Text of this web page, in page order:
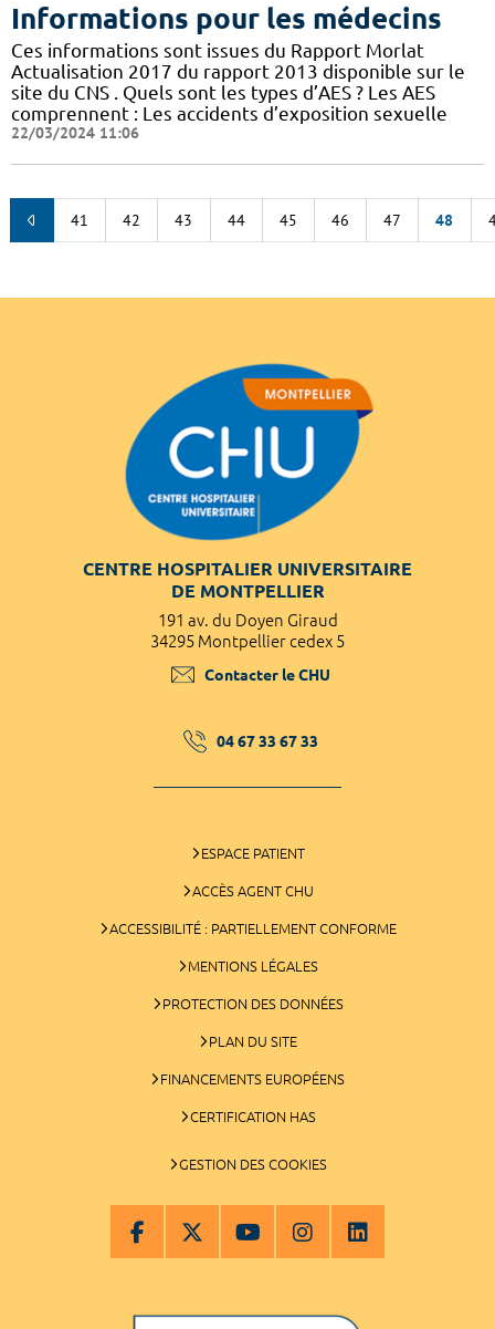
Informations pour les médecins
Ces informations sont issues du Rapport Morlat
Actualisation 2017 du rapport 2013 disponible sur le
site du CNS . Quels sont les types d’AES ? Les AES
comprennent : Les accidents d’exposition sexuelle
22/03/2024 11:06
41 42 43 44 45 46 47 48
CENTRE HOSPITALIER UNIVERSITAIRE
DE MONTPELLIER
191 av. du Doyen Giraud
34295 Montpellier cedex 5
Contacter le CHU
04 67 33 67 33
ESPACE PATIENT
ACCÈS AGENT CHU
ACCESSIBILITÉ : PARTIELLEMENT CONFORME
MENTIONS LÉGALES
PROTECTION DES DONNÉES
PLAN DU SITE
FINANCEMENTS EUROPÉENS
CERTIFICATION HAS
GESTION DES COOKIES